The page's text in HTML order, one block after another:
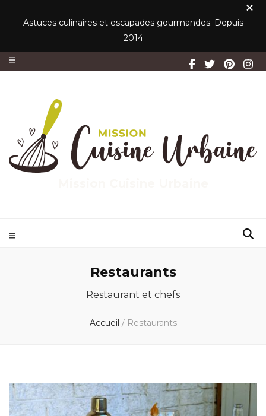
Astuces culinaires et escapades gourmandes. Depuis
2014
Restaurants
Restaurant et chefs
Accueil / Restaurants